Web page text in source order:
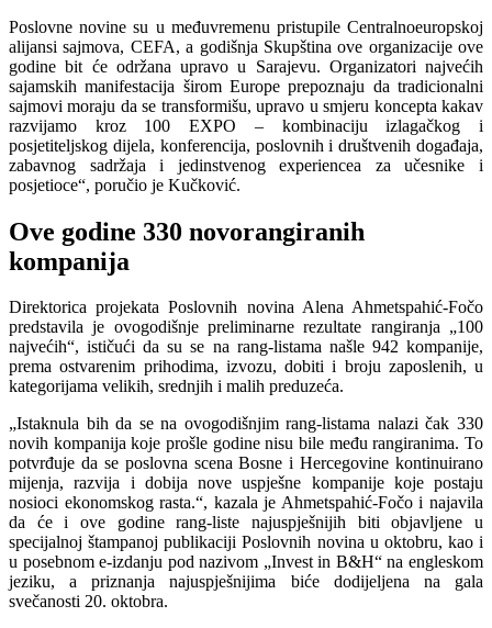
Poslovne novine su u međuvremenu pristupile Centralnoeuropskoj
alijansi sajmova, CEFA, a godišnja Skupština ove organizacije ove
godine bit će održana upravo u Sarajevu. Organizatori najvećih
sajamskih manifestacija širom Europe prepoznaju da tradicionalni
sajmovi moraju da se transformišu, upravo u smjeru koncepta kakav
razvijamo kroz 100 EXPO – kombinaciju izlagačkog i
posjetiteljskog dijela, konferencija, poslovnih i društvenih događaja,
zabavnog sadržaja i jedinstvenog experiencea za učesnike i
posjetioce“, poručio je Kučković.
Ove godine 330 novorangiranih
kompanija
Direktorica projekata Poslovnih novina Alena Ahmetspahić-Fočo
predstavila je ovogodišnje preliminarne rezultate rangiranja „100
najvećih“, ističući da su se na rang-listama našle 942 kompanije,
prema ostvarenim prihodima, izvozu, dobiti i broju zaposlenih, u
kategorijama velikih, srednjih i malih preduzeća.
„Istaknula bih da se na ovogodišnjim rang-listama nalazi čak 330
novih kompanija koje prošle godine nisu bile među rangiranima. To
potvrđuje da se poslovna scena Bosne i Hercegovine kontinuirano
mijenja, razvija i dobija nove uspješne kompanije koje postaju
nosioci ekonomskog rasta.“, kazala je Ahmetspahić-Fočo i najavila
da će i ove godine rang-liste najuspješnijih biti objavljene u
specijalnoj štampanoj publikaciji Poslovnih novina u oktobru, kao i
u posebnom e-izdanju pod nazivom „Invest in B&H“ na engleskom
jeziku, a priznanja najuspješnijima biće dodijeljena na gala
svečanosti 20. oktobra.